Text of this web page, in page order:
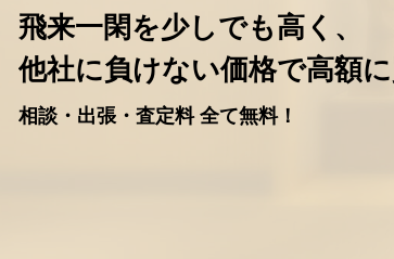
飛来一閑を少しでも高く、
他社に負けない価格で高額に
相談・出張・査定料 全て無料！